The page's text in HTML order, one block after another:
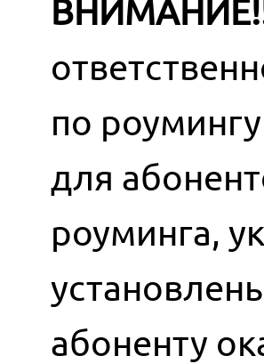
по
для
роуминга,
абоненту